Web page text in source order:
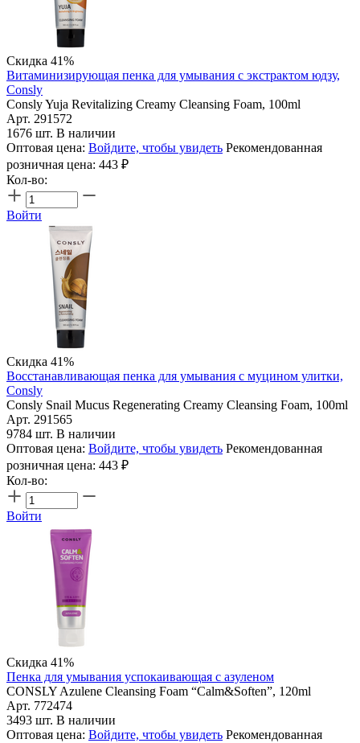
Скидка 41%
Витаминизирующая пенка для умывания с экстрактом юдзу,
Consly
Consly Yuja Revitalizing Creamy Cleansing Foam, 100ml
Арт. 291572
1676 шт. В наличии
Оптовая цена: Войдите, чтобы увидеть Рекомендованная
розничная цена: 443 ₽
Кол-во:
Войти
Скидка 41%
Восстанавливающая пенка для умывания с муцином улитки,
Consly
Consly Snail Mucus Regenerating Creamy Cleansing Foam, 100ml
Арт. 291565
9784 шт. В наличии
Оптовая цена: Войдите, чтобы увидеть Рекомендованная
розничная цена: 443 ₽
Кол-во:
Войти
Скидка 41%
Пенка для умывания успокаивающая с азуленом
CONSLY Azulene Cleansing Foam “Calm&Soften”, 120ml
Арт. 772474
3493 шт. В наличии
Оптовая цена: Войдите, чтобы увидеть Рекомендованная